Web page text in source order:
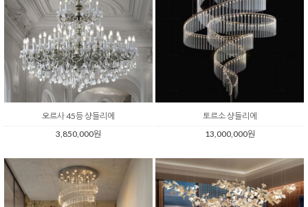
오르사 45등 샹들리에
3,850,000원
토르소 샹들리에
13,000,000원